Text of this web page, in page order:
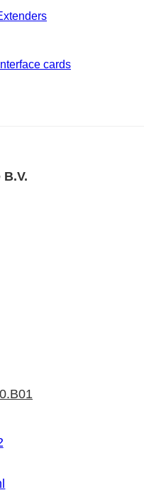
cards